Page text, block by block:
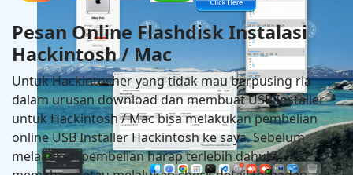
Pesan Online Flashdisk Instalasi
Hackintosh / Mac
Untuk Hackintosher yang tidak mau berpusing ria
dalam urusan download dan membuat USB Installer
untuk Hackintosh / Mac bisa melakukan pembelian
online USB Installer Hackintosh ke saya. Sebelum
melakukan pembelian harap terlebih dahulu